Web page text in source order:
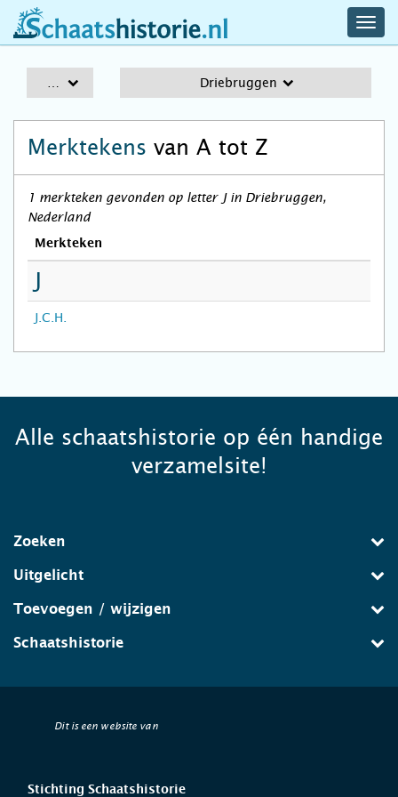
schaatshistorie.nl
Driebruggen
Merktekens van A tot Z
1 merkteken gevonden op letter J in Driebruggen,
Nederland
Merkteken
J
J.C.H.
Alle schaatshistorie op één handige
verzamelsite!
Zoeken
Uitgelicht
Toevoegen / wijzigen
Schaatshistorie
Dit is een website van
Stichting Schaatshistorie